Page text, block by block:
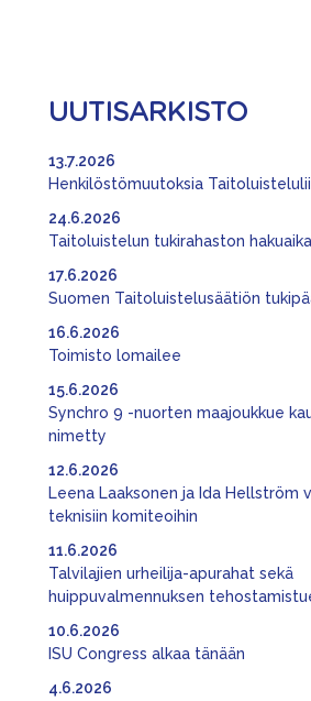
UUTISARKISTO
Henkilöstömuutoksia
13.7.2026
Taitoluistelun tukirahaston
24.6.2026
Suomen Taitoluistelusäätiön
17.6.2026
Toimisto lomailee
16.6.2026
Synchro 9 -nuorten maajoukkue
nimetty
15.6.2026
Leena Laaksonen ja Ida Hellström
teknisiin komiteoihin
12.6.2026
Talvilajien urheilija-apurahat sekä
huippuvalmennuksen
11.6.2026
ISU Congress alkaa tänään
10.6.2026
4.6.2026